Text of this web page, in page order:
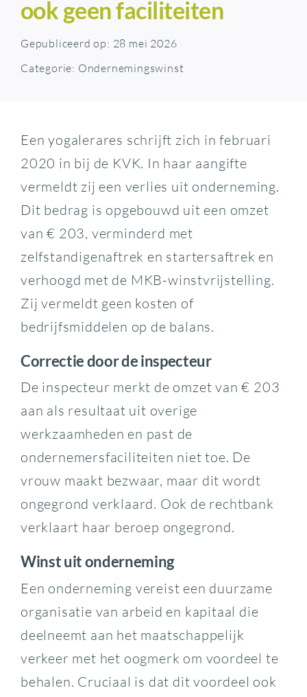
ook geen faciliteiten
Gepubliceerd op: 28 mei 2026
Categorie: Ondernemingswinst
Een yogalerares schrijft zich in februari
2020 in bij de KVK. In haar aangifte
vermeldt zij een verlies uit onderneming.
Dit bedrag is opgebouwd uit een omzet
van € 203, verminderd met
zelfstandigenaftrek en startersaftrek en
verhoogd met de MKB-winstvrijstelling.
Zij vermeldt geen kosten of
bedrijfsmiddelen op de balans.
Correctie door de inspecteur
De inspecteur merkt de omzet van € 203
aan als resultaat uit overige
werkzaamheden en past de
ondernemersfaciliteiten niet toe. De
vrouw maakt bezwaar, maar dit wordt
ongegrond verklaard. Ook de rechtbank
verklaart haar beroep ongegrond.
Winst uit onderneming
Een onderneming vereist een duurzame
organisatie van arbeid en kapitaal die
deelneemt aan het maatschappelijk
verkeer met het oogmerk om voordeel te
behalen. Cruciaal is dat dit voordeel ook